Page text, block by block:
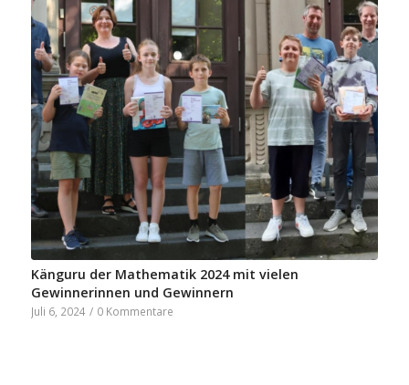
Känguru der Mathematik 2024 mit vielen
Gewinnerinnen und Gewinnern
Juli 6, 2024 / 0 Kommentare